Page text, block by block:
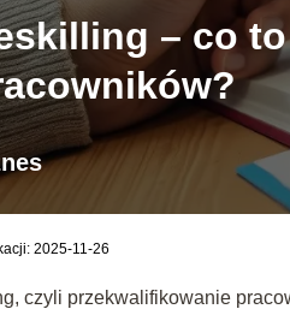
– co
2025-11-26
czyli przekwalifikowanie